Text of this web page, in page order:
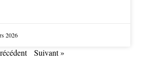
2026
Suivant »